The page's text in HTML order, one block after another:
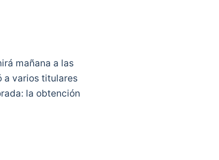
mañana a las
a varios titulares
la obtención